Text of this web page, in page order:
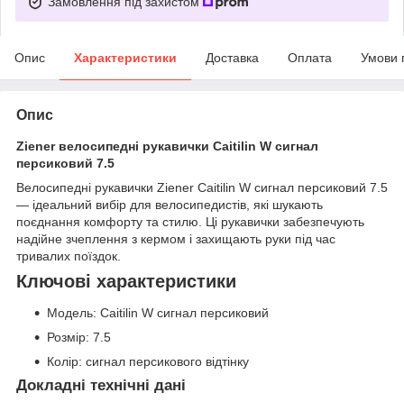
Опис Характеристики Доставка Оплата Умови
Опис
Ziener велосипедні рукавички Caitilin W сигнал
персиковий 7.5
Велосипедні рукавички Ziener Caitilin W сигнал персиковий 7.5
— ідеальний вибір для велосипедистів, які шукають
поєднання комфорту та стилю. Ці рукавички забезпечують
надійне зчеплення з кермом і захищають руки під час
тривалих поїздок.
Ключові характеристики
Модель: Caitilin W сигнал персиковий
Розмір: 7.5
Колір: сигнал персикового відтінку
Докладні технічні дані